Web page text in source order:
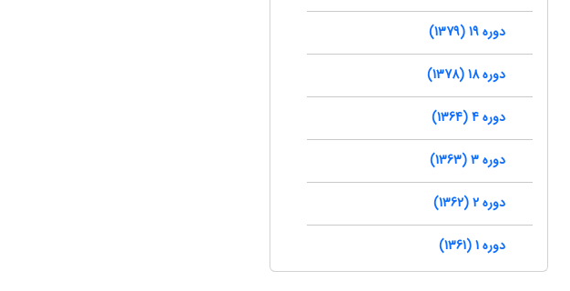
دوره 19 (1379)
دوره 18 (1378)
دوره 4 (1364)
دوره 3 (1363)
دوره 2 (1362)
دوره 1 (1361)